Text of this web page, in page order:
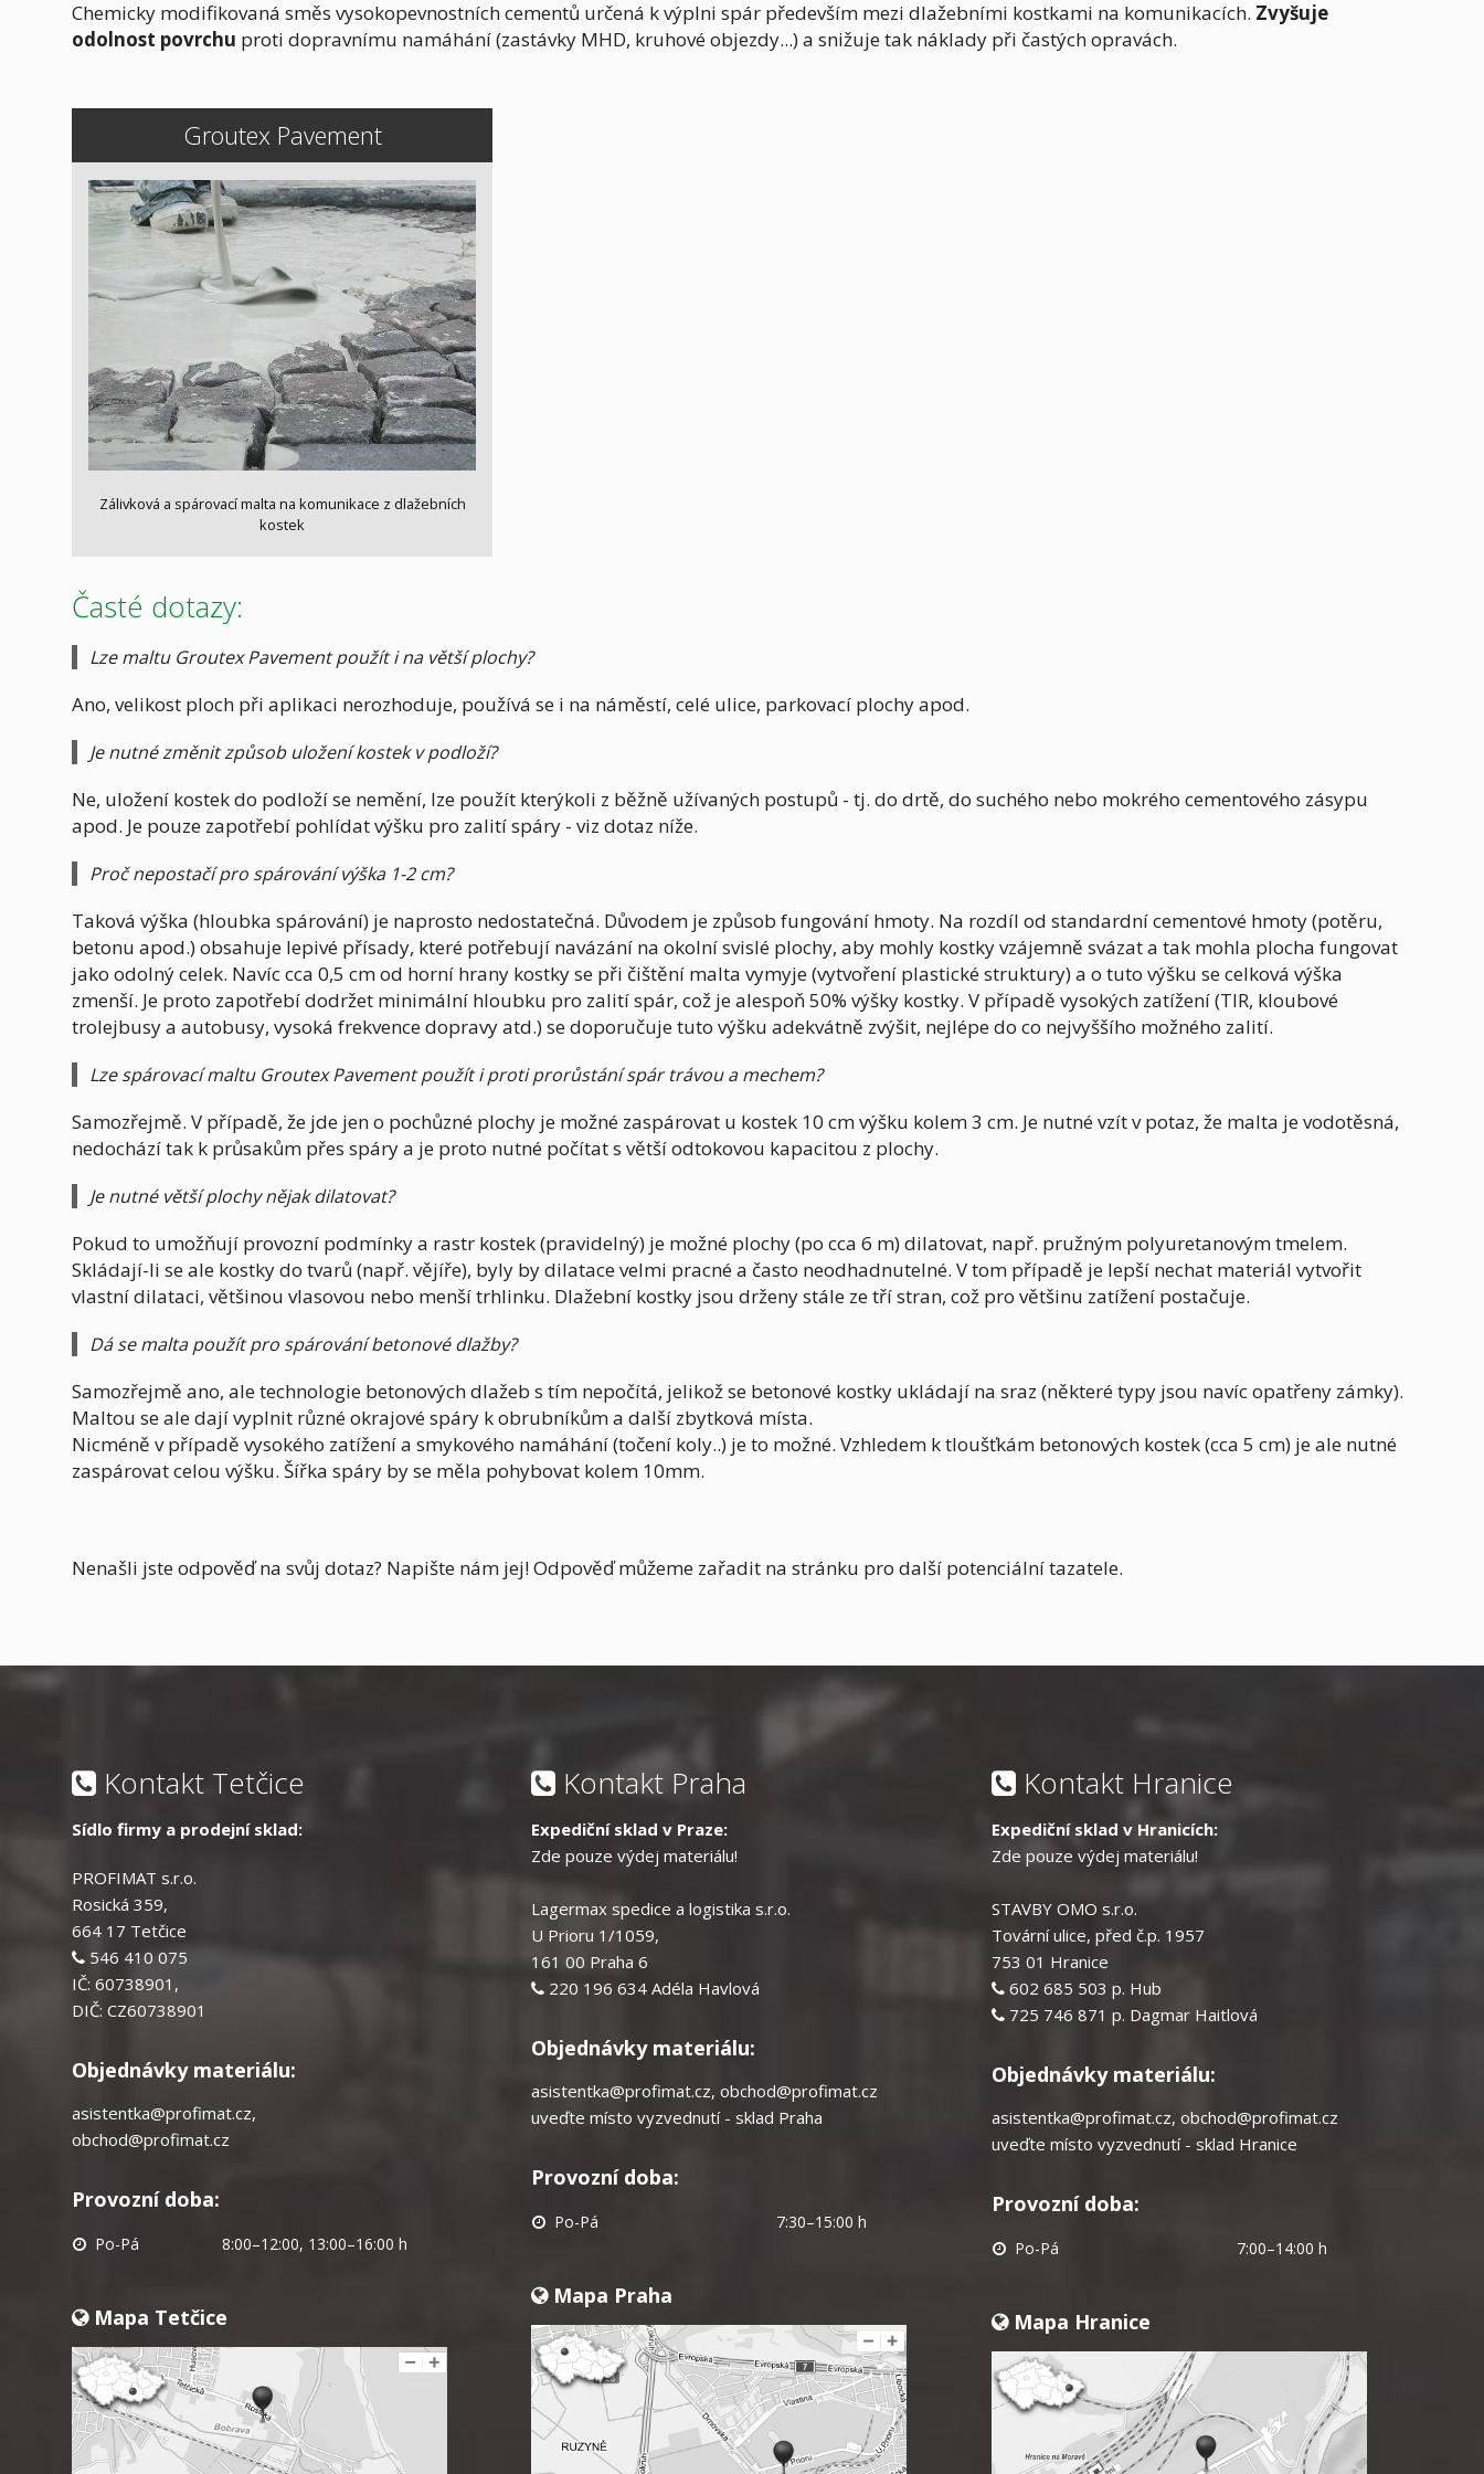
Chemicky modifikovaná směs vysokopevnostních cementů určená k výplni spár především mezi dlažebními kostkami na komunikacích. Zvyšuje
odolnost povrchu proti dopravnímu namáhání (zastávky MHD, kruhové objezdy...) a snižuje tak náklady při častých opravách.
Groutex Pavement
Zálivková a spárovací malta na komunikace z dlažebních
kostek
Časté dotazy:
Lze maltu Groutex Pavement použít i na větší plochy?
Ano, velikost ploch při aplikaci nerozhoduje, používá se i na náměstí, celé ulice, parkovací plochy apod.
Je nutné změnit způsob uložení kostek v podloží?
Ne, uložení kostek do podloží se nemění, lze použít kterýkoli z běžně užívaných postupů - tj. do drtě, do suchého nebo mokrého cementového zásypu
apod. Je pouze zapotřebí pohlídat výšku pro zalití spáry - viz dotaz níže.
Proč nepostačí pro spárování výška 1-2 cm?
Taková výška (hloubka spárování) je naprosto nedostatečná. Důvodem je způsob fungování hmoty. Na rozdíl od standardní cementové hmoty (potěru,
betonu apod.) obsahuje lepivé přísady, které potřebují navázání na okolní svislé plochy, aby mohly kostky vzájemně svázat a tak mohla plocha fungovat
jako odolný celek. Navíc cca 0,5 cm od horní hrany kostky se při čištění malta vymyje (vytvoření plastické struktury) a o tuto výšku se celková výška
zmenší. Je proto zapotřebí dodržet minimální hloubku pro zalití spár, což je alespoň 50% výšky kostky. V případě vysokých zatížení (TIR, kloubové
trolejbusy a autobusy, vysoká frekvence dopravy atd.) se doporučuje tuto výšku adekvátně zvýšit, nejlépe do co nejvyššího možného zalití.
Lze spárovací maltu Groutex Pavement použít i proti prorůstání spár trávou a mechem?
Samozřejmě. V případě, že jde jen o pochůzné plochy je možné zaspárovat u kostek 10 cm výšku kolem 3 cm. Je nutné vzít v potaz, že malta je vodotěsná,
nedochází tak k průsakům přes spáry a je proto nutné počítat s větší odtokovou kapacitou z plochy.
Je nutné větší plochy nějak dilatovat?
Pokud to umožňují provozní podmínky a rastr kostek (pravidelný) je možné plochy (po cca 6 m) dilatovat, např. pružným polyuretanovým tmelem.
Skládají-li se ale kostky do tvarů (např. vějíře), byly by dilatace velmi pracné a často neodhadnutelné. V tom případě je lepší nechat materiál vytvořit
vlastní dilataci, většinou vlasovou nebo menší trhlinku. Dlažební kostky jsou drženy stále ze tří stran, což pro většinu zatížení postačuje.
Dá se malta použít pro spárování betonové dlažby?
Samozřejmě ano, ale technologie betonových dlažeb s tím nepočítá, jelikož se betonové kostky ukládají na sraz (některé typy jsou navíc opatřeny zámky).
Maltou se ale dají vyplnit různé okrajové spáry k obrubníkům a další zbytková místa.
Nicméně v případě vysokého zatížení a smykového namáhání (točení koly..) je to možné. Vzhledem k tloušťkám betonových kostek (cca 5 cm) je ale nutné
zaspárovat celou výšku. Šířka spáry by se měla pohybovat kolem 10mm.
Nenašli jste odpověď na svůj dotaz? Napište nám jej! Odpověď můžeme zařadit na stránku pro další potenciální tazatele.
Kontakt Tetčice
Sídlo firmy a prodejní sklad:
PROFIMAT s.r.o.
Rosická 359,
664 17 Tetčice
546 410 075
IČ: 60738901,
DIČ: CZ60738901
Objednávky materiálu:
asistentka@profimat.cz,
obchod@profimat.cz
Provozní doba:
Po-Pá 8:00–12:00, 13:00–16:00 h
Mapa Tetčice
Kontakt Praha
Expediční sklad v Praze:
Zde pouze výdej materiálu!
Lagermax spedice a logistika s.r.o.
U Prioru 1/1059,
161 00 Praha 6
220 196 634 Adéla Havlová
Objednávky materiálu:
asistentka@profimat.cz,obchod@profimat.cz
uveďte místo vyzvednutí - sklad Praha
Provozní doba:
Po-Pá 7:30–15:00 h
Mapa Praha
Kontakt Hranice
Expediční sklad v Hranicích:
Zde pouze výdej materiálu!
STAVBY OMO s.r.o.
Tovární ulice, před č.p. 1957
753 01 Hranice
602 685 503 p. Hub
725 746 871 p. Dagmar Haitlová
Objednávky materiálu:
asistentka@profimat.cz, obchod@profimat.cz
uveďte místo vyzvednutí - sklad Hranice
Provozní doba:
Po-Pá 7:00–14:00 h
Mapa Hranice